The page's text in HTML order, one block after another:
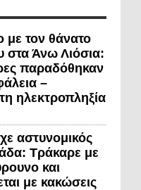
με τον θάνατο
στα Άνω Λιόσια:
παραδόθηκαν
–
ηλεκτροπληξία
αστυνομικός
Τράκαρε με
και
με κακώσεις